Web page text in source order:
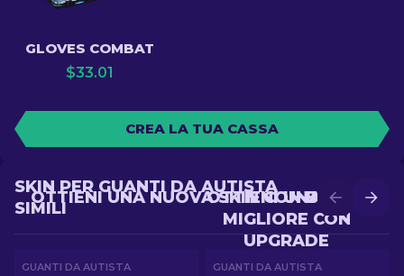
GLOVES COMBAT
$33.01
CREA LA TUA CASSA
OTTIENI UNA SKIN
MIGLIORE CON
UPGRADE
OTTIENI UNA NUOVA SKIN CON BATTLE
SKIN PER GUANTI DA AUTISTA
SIMILI
GUANTI DA AUTISTA GUANTI DA AUTISTA